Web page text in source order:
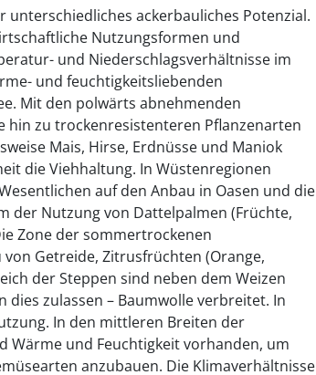
unterschiedliches ackerbauliches Potenzial.
Nutzungsformen und
und Niederschlagsverhältnisse im
und feuchtigkeitsliebenden
Mit den polwärts abnehmenden
hin zu trockenresistenteren Pflanzenarten
Mais, Hirse, Erdnüsse und Maniok
die Viehhaltung. In Wüstenregionen
auf den Anbau in Oasen und die
der Nutzung von Dattelpalmen (Früchte,
Zone der sommertrockenen
Getreide, Zitrusfrüchten (Orange,
der Steppen sind neben dem Weizen
zulassen – Baumwolle verbreitet. In
In den mittleren Breiten der
Wärme und Feuchtigkeit vorhanden, um
anzubauen. Die Klimaverhältnisse